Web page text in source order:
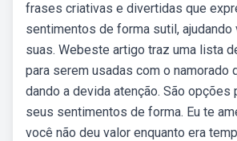
frases criativas e divertidas que
sentimentos de forma sutil, ajudando
suas. Webeste artigo traz uma lista
para serem usadas com o namorado
dando a devida atenção. São opções
seus sentimentos de forma. Eu te
você não deu valor enquanto era